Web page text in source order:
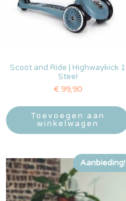
Scoot and Ride | Highwaykick 1
Steel
€ 99,90
Toevoegen aan
winkelwagen
Aanbieding!